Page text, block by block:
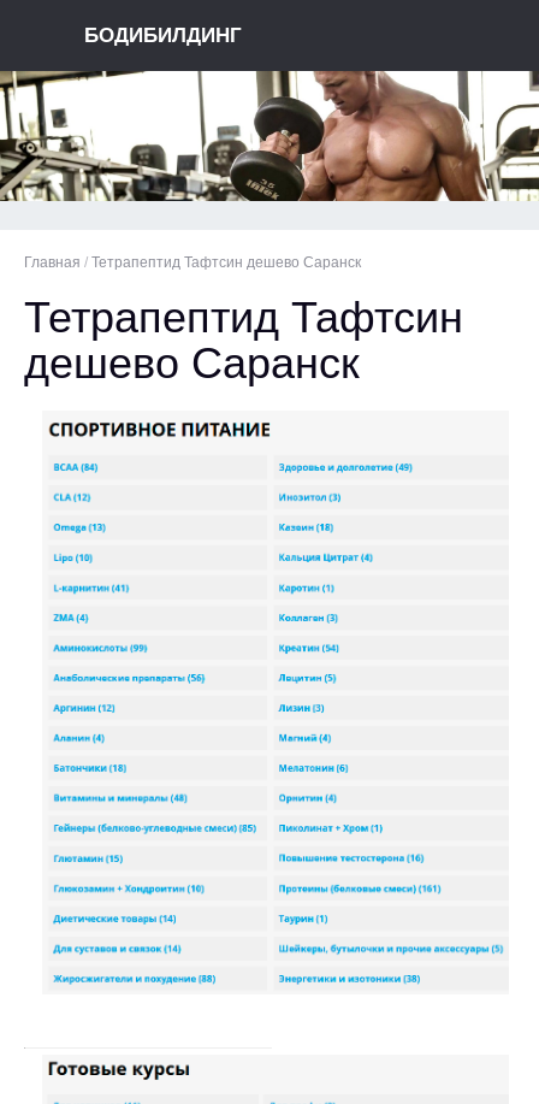
БОДИБИЛДИНГ
Главная / Тетрапептид Тафтсин дешево Саранск
Тетрапептид Тафтсин
дешево Саранск